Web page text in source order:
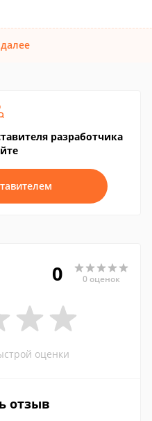
разработчика
0 0 оценок
оценки
отзыв